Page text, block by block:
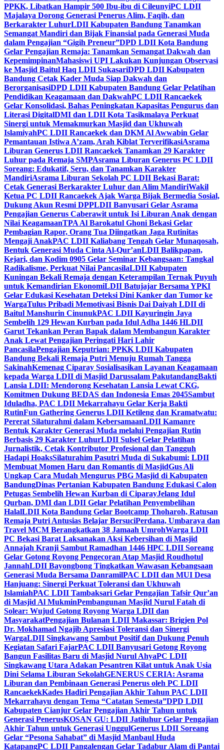
PPKK, Libatkan Hampir 500 Ibu-ibu di CileunyiPC LDII
Majalaya Dorong Generasi Penerus Alim, Faqih, dan
Berkarakter LuhurLDII Kabupaten Bandung Tanamkan
Semangat Mandiri dan Bijak Finansial pada Generasi Muda
dalam Pengajian “Gigih Preneur”DPD LDII Kota Bandung
Gelar Pengajian Remaja: Tanamkan Semangat Dakwah dan
KepemimpinanMahasiswi UPI Lakukan Kunjungan Observasi
ke Masjid Baitul Haq LDII SukasariDPD LDII Kabupaten
Bandung Cetak Kader Muda Siap Dakwah dan
BerorganisasiDPD LDII Kabupaten Bandung Gelar Pelatihan
Pendidikan Keagamaan dan DakwahPC LDII Rancaekek
Gelar Konsolidasi, Bahas Peningkatan Kapasitas Pengurus dan
Literasi DigitalDMI dan LDII Kota Tasikmalaya Perkuat
Sinergi untuk Memakmurkan Masjid dan Ukhuwah
IslamiyahPC LDII Rancaekek dan DKM Al Awwabin Gelar
Pemantauan Istiwa A’zam, Arah Kiblat TerverifikasiAsrama
Liburan Generus LDII Rancaekek Tanamkan 29 Karakter
Luhur pada Remaja SMPAsrama Liburan Generus PC LDII
Soreang: Edukatif, Seru, dan Tanamkan Karakter
MandiriAsrama Liburan Sekolah PC LDII Bekasi Barat:
Cetak Generasi Berkarakter Luhur dan Alim MandiriWakil
Ketua PC LDII Rancaekek Ajak Warga Bijak Bermedia Sosial,
Dukung Akun Resmi DPPLDII Banyusari Gelar Asrama
Pengajian Generus Caberawit untuk Isi Liburan Anak dengan
Nilai KeagamaanTPA Al Barokatul Ghoni Bekasi Gelar
Pembagian Rapor, Orang Tua Diingatkan Jaga Rutinitas
Mengaji AnakPAC LDII Kaliabang Tengah Gelar Munaqosah,
Bentuk Generasi Muda Cinta Al-Qur’anLDII Balikpapan,
Kejari, dan Kodim 0905 Gelar Seminar Kebangsaan: Tangkal
Radikalisme, Perkuat Nilai PancasilaLDII Kabupaten
Kuningan Bekali Remaja dengan Keterampilan Ternak Puyuh
untuk Kemandirian EkonomiLDII Batujajar Bersama YPKI
Gelar Edukasi Kesehatan Deteksi Dini Kanker dan Tumor ke
WargaTulus Pribadi Memotivasi Bisnis Dai Daiyah LDII di
Baitul Manshurin CinunukPAC LDII Kayuringin Jaya
Sembelih 129 Hewan Kurban pada Idul Adha 1446 HLDII
Garut Tekankan Peran Bapak dalam Membangun Karakter
Anak Lewat Pengajian Peringati Hari Lahir
PancasilaPengajian Keputrian: PPKK LDII Kabupaten
Bandung Bekali Remaja Putri Menuju Rumah Tangga
SakinahKemenag Ciparay Sosialisasikan Layanan Keagamaan
kepada Warga LDII di Masjid Darussalam PakutandangBakti
Lansia LDII: Mendorong Kesehatan Lansia Lewat CKG,
Komitmen Dukung BEDAS dan Indonesia Emas 2045Sambut
Iduladha, PAC LDII Mekarrahayu Gelar Kerja Bakti
RutinFun Gathering Generus LDII Ketileng dan Kramatwatu:
Pererat Silaturahmi dalam KebersamaanLDII Kamanre
Bentuk Karakter Generasi Muda melalui Pengajian Rutin
Berbasis 29 Karakter LuhurLDII Sulsel Gelar Pelatihan
Jurnalistik, Cetak Kontributor Profesional dan Tangguh
Hadapi HoaksSilaturahim Pasutri Muda di Sukabumi: LDII
Membuat Momen Haru dan Romantis di MasjidGus Ali
Ungkap Cara Mudah Mengurus PBG Masjid di Kabupaten
BandungDinas Pertanian Kabupaten Bandung Edukasi Calon
Petugas Sembelih Hewan Kurban di CiparayJelang Idul
Qurban, DMI dan LDII Gelar Pelatihan Penyembelihan
HalalLDII Kota Bandung Gelar Bootcamp Thoharoh, Ratusan
Remaja Putri Antusias Belajar BersuciPerdana, Umbaraya dan
Travel MCM Berangkatkan 38 Jamaah UmrohWarga LDII
PC Bekasi Barat Laksanakan Aksi Kebersihan di Masjid
Annajah Kranji Sambut Ramadhan 1446 HPC LDII Soreang
Gelar Gotong Royong Pengecoran Atap Masjid Roudhotul
JannahLDII Bayongbong Tingkatkan Wawasan Kebangsaan
Generasi Muda Bersama DanramilPAC LDII dan MUI Desa
Hanjuang: Sinergi Perkuat Toleransi dan Ukhuwah
IslamiahPAC LDII Tambaksari Gelar Pengajian Tafsir Qur’an
di Masjid Al MukminPembangunan Masjid Nurul Fatah di
Solear: Wujud Gotong Royong Warga LDII dan
MasyarakatPengajian Bulanan LDII Makassar: Brigjen Pol
Dr. Mokhamad Ngajib Apresiasi Toleransi dan Sinergi
WargaLDII Singkawang Sambut Positif dan Dukung Penuh
Kegiatan Safari FajarPAC LDII Banyusari Gotong Royong
Bangun Fasilitas Baru di Masjid Nurul AhyaPC LDII
Singkawang Utara Adakan Pesantren Kilat untuk Anak Usia
Dini Selama Liburan SekolahGENERUS CERIA: Asrama
Liburan dan Pembinaan Generasi Penerus oleh PC LDII
RancaekekKades Hadiri Pengajian Akhir Tahun PAC LDII
Mekarrahayu dengan Tema “Catatan Semesta”DPD LDII
Kabupaten Cianjur Gelar Pengajian Akhir Tahun untuk
Generasi PenerusKOSAN GU: LDII Jatiluhur Gelar Pengajian
Akhir Tahun untuk Generasi UnggulGenerus LDII Soreang
Gelar “Pesona Sahabat” di Masjid Manbaul Huda
KatapangPC LDII Pangalengan Gelar Tadabur Alam di Pantai